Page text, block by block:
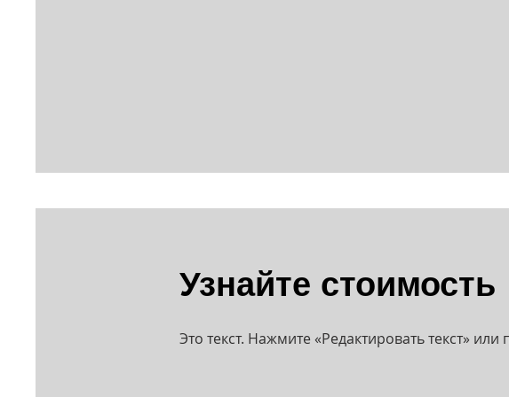
Узнайте стоимость
Это текст. Нажмите «Редактировать текст»